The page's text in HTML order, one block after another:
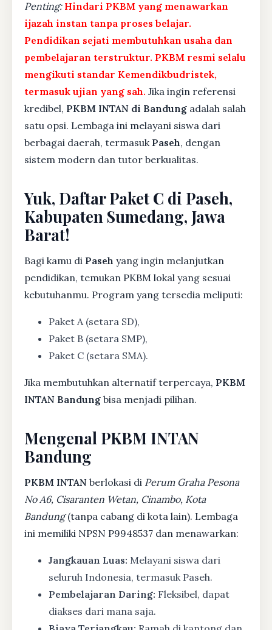
Penting: Hindari PKBM yang menawarkan
ijazah instan tanpa proses belajar.
Pendidikan sejati membutuhkan usaha dan
pembelajaran terstruktur. PKBM resmi selalu
mengikuti standar Kemendikbudristek,
termasuk ujian yang sah. Jika ingin referensi
kredibel, PKBM INTAN di Bandung adalah salah
satu opsi. Lembaga ini melayani siswa dari
berbagai daerah, termasuk Paseh, dengan
sistem modern dan tutor berkualitas.
Yuk, Daftar Paket C di Paseh,
Kabupaten Sumedang, Jawa
Barat!
Bagi kamu di Paseh yang ingin melanjutkan
pendidikan, temukan PKBM lokal yang sesuai
kebutuhanmu. Program yang tersedia meliputi:
Paket A (setara SD),
Paket B (setara SMP),
Paket C (setara SMA).
Jika membutuhkan alternatif terpercaya, PKBM
INTAN Bandung bisa menjadi pilihan.
Mengenal PKBM INTAN
Bandung
PKBM INTAN berlokasi di Perum Graha Pesona
No A6, Cisaranten Wetan, Cinambo, Kota
Bandung(tanpa cabang di kota lain). Lembaga
ini memiliki NPSN P9948537 dan menawarkan:
Jangkauan Luas: Melayani siswa dari
seluruh Indonesia, termasuk Paseh.
Pembelajaran Daring: Fleksibel, dapat
diakses dari mana saja.